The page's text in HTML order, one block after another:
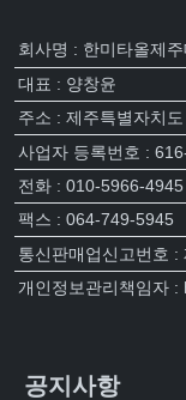
회사명 : 한미타올제주
대표 : 양창윤
주소 : 제주특별자치
사업자 등록번호 :
전화 : 010-5966-4945
팩스 : 064-749-5945
통신판매업신고번호 :
개인정보관리책임자
공지사항